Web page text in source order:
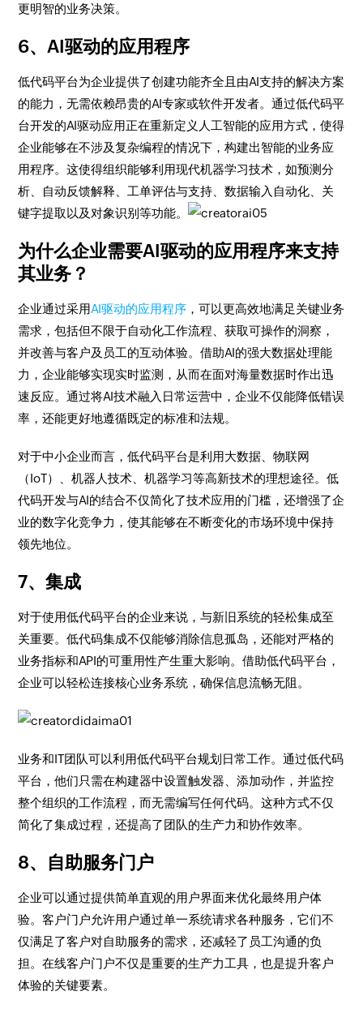
更明智的业务决策。
6、AI驱动的应用程序
低代码平台为企业提供了创建功能齐全且由AI支持的解决方案
的能力，无需依赖昂贵的AI专家或软件开发者。通过低代码平
台开发的AI驱动应用正在重新定义人工智能的应用方式，使得
企业能够在不涉及复杂编程的情况下，构建出智能的业务应
用程序。这使得组织能够利用现代机器学习技术，如预测分
析、自动反馈解释、工单评估与支持、数据输入自动化、关
键字提取以及对象识别等功能。
为什么企业需要AI驱动的应用程序来支持
其业务？
企业通过采用AI驱动的应用程序 ，可以更高效地满足关键业务
需求，包括但不限于自动化工作流程、获取可操作的洞察，
并改善与客户及员工的互动体验。借助AI的强大数据处理能
力，企业能够实现实时监测，从而在面对海量数据时作出迅
速反应。通过将AI技术融入日常运营中，企业不仅能降低错误
率，还能更好地遵循既定的标准和法规。
对于中小企业而言，低代码平台是利用大数据、物联网
（IoT）、机器人技术、机器学习等高新技术的理想途径。低
代码开发与AI的结合不仅简化了技术应用的门槛，还增强了企
业的数字化竞争力，使其能够在不断变化的市场环境中保持
领先地位。
7、集成
对于使用低代码平台的企业来说，与新旧系统的轻松集成至
关重要。低代码集成不仅能够消除信息孤岛，还能对严格的
业务指标和API的可重用性产生重大影响。借助低代码平台，
企业可以轻松连接核心业务系统，确保信息流畅无阻。
业务和IT团队可以利用低代码平台规划日常工作。通过低代码
平台，他们只需在构建器中设置触发器、添加动作，并监控
整个组织的工作流程，而无需编写任何代码。这种方式不仅
简化了集成过程，还提高了团队的生产力和协作效率。
8、自助服务门户
企业可以通过提供简单直观的用户界面来优化最终用户体
验。客户门户允许用户通过单一系统请求各种服务，它们不
仅满足了客户对自助服务的需求，还减轻了员工沟通的负
担。在线客户门户不仅是重要的生产力工具，也是提升客户
体验的关键要素。